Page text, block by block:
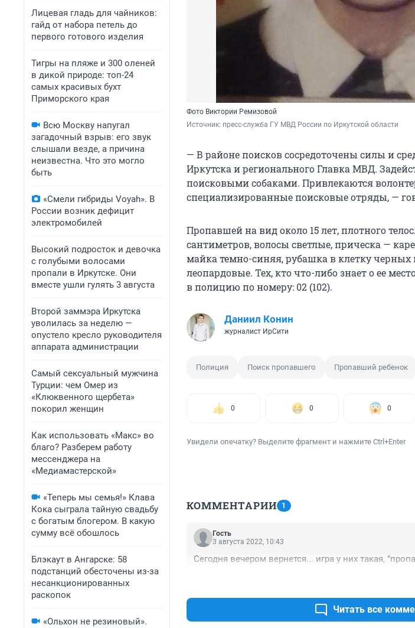
Лицевая гладь для чайников:
гайд от набора петель до
первого готового изделия
Тигры на пляже и 300 оленей
в дикой природе: топ-24
самых красивых бухт
Приморского края
Всю Москву напугал
загадочный взрыв: его звук
слышали везде, а причина
неизвестна. Что это могло
быть
«Смели гибриды Voyah». В
России возник дефицит
электромобилей
Высокий подросток и девочка
с голубыми волосами
пропали в Иркутске. Они
вместе ушли гулять 3 августа
Второй заммэра Иркутска
уволилась за неделю —
опустело кресло руководителя
аппарата администрации
Самый сексуальный мужчина
Турции: чем Омер из
«Клюквенного щербета»
покорил женщин
Как использовать «Макс» во
благо? Разберем работу
мессенджера на
«Медиамастерской»
«Теперь мы семья!» Клава
Кока сыграла тайную свадьбу
с богатым блогером. В какую
сумму всё обошлось
Блэкаут в Ангарске: 58
подстанций обесточены из-за
несанкционированных
раскопок
«Ольхон не резиновый».
Фото Виктории Ремизовой
Источник: пресс-служба ГУ МВД России по Иркутской области
— В районе поисков сосредоточены силы и
Иркутска и регионального Главка МВД.
поисковыми собаками. Привлекаются
специализированные поисковые отряды, —
Пропавшей на вид около 15 лет, плотного
сантиметров, волосы светлые, прическа —
майка темно-синяя, рубашка в клетку черных
леопардовые. Тех, кто что-либо знает о ее
в полицию по номеру: 02 (102).
Даниил Конин
журналист ИрСити
Полиция Поиск пропавшего Пропавший ребенок
0 0 0
Увидели опечатку? Выделите фрагмент и нажмите Ctrl+Enter
КОММЕНТАРИИ 1
Гость
3 августа 2022, 10:43
Сегодня вечером вернется... игра у них такая,
Читать все